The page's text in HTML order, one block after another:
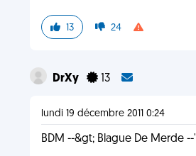
13 24
DrXy 13
lundi 19 décembre 2011 0:24
BDM --&gt; Blague De Merde --'